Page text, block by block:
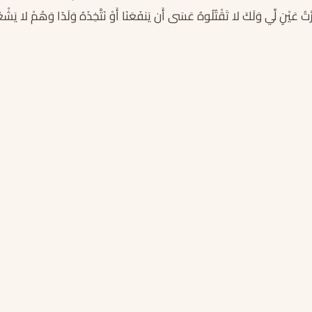
عَيْنٍ لِّي وَلَكَ لا تَقْتُلُوهُ عَسَى أَن يَنفَعَنَا أَوْ نَتَّخِذَهُ وَلَدًا وَهُمْ لا